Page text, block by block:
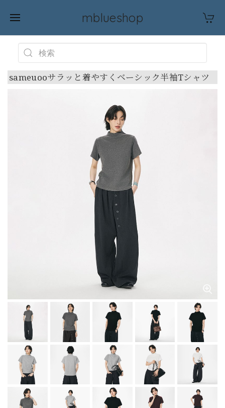
mblueshop
sameuooサラッと着やすくベーシック半袖Tシャツ